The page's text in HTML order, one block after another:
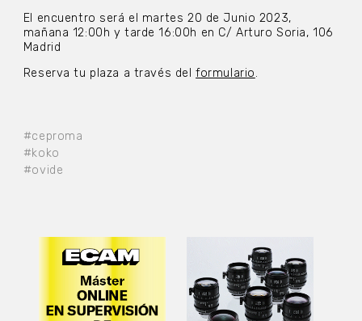
#ceproma
#koko
#ovide
El encuentro será el martes 20 de Junio 2023,
mañana 12:00h y tarde 16:00h en C/ Arturo Soria, 106
Madrid
Reserva tu plaza a través delformulario.